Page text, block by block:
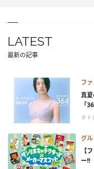
LATEST
最新の記事
フ
真
「
＃ト
グ
【
ー!!